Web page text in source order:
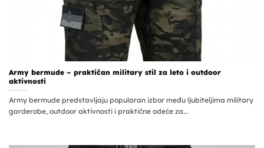
Army bermude – praktičan military stil za leto i outdoor
aktivnosti
Army bermude predstavljaju popularan izbor među ljubiteljima military
garderobe, outdoor aktivnosti i praktične odeće za...